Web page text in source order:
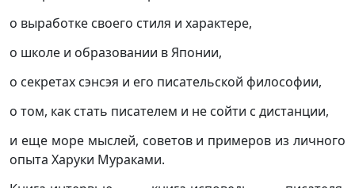
о выработке своего стиля и характере,
о школе и образовании в Японии,
о секретах сэнсэя и его писательской философии,
о том, как стать писателем и не сойти с дистанции,
и еще море мыслей, советов и примеров из личного
опыта Харуки Мураками.